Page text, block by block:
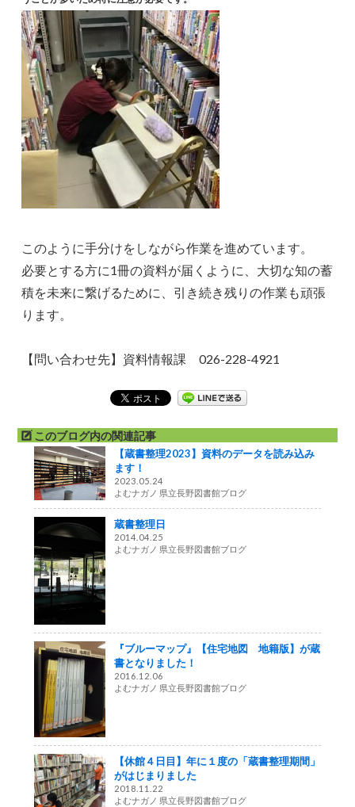
このように手分けをしながら作業を進めています。
必要とする方に1冊の資料が届くように、大切な知の蓄
積を未来に繋げるために、引き続き残りの作業も頑張
ります。
【問い合わせ先】資料情報課 026-228-4921
このブログ内の関連記事
【蔵書整理2023】資料のデータを読み込み
ます！
2023.05.24
よむナガノ 県立長野図書館ブログ
蔵書整理日
2014.04.25
よむナガノ 県立長野図書館ブログ
『ブルーマップ』【住宅地図 地籍版】が蔵
書となりました！
2016.12.06
よむナガノ 県立長野図書館ブログ
【休館４日目】年に１度の「蔵書整理期間」
がはじまりました
2018.11.22
よむナガノ 県立長野図書館ブログ